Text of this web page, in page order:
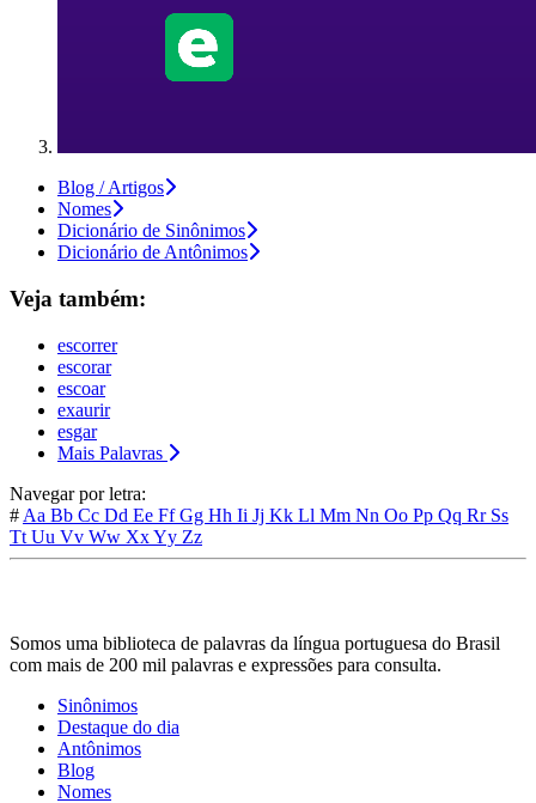
Blog / Artigos
Nomes
Dicionário de Sinônimos
Dicionário de Antônimos
Veja também:
escorrer
escorar
escoar
exaurir
esgar
Mais Palavras
Navegar por letra:
# Aa Bb Cc Dd Ee FfGg Hh Ii Jj Kk Ll Mm Nn Oo Pp Qq Rr Ss
Tt Uu Vv Ww XxYy Zz
Somos uma biblioteca de palavras da língua portuguesa do Brasil
com mais de 200 mil palavras e expressões para consulta.
Sinônimos
Destaque do dia
Antônimos
Blog
Nomes